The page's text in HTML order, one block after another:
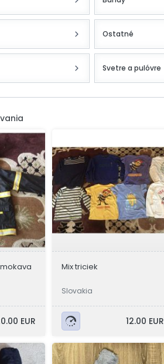
Ostatné
Svetre a pulóvre
EUR
Mix triciek
Slovakia
12.00 EUR